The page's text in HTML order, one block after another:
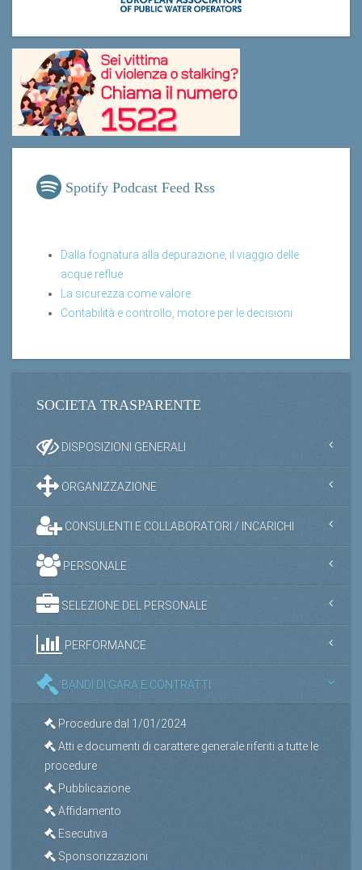
Spotify Podcast Feed Rss
Dalla fognatura alla depurazione, il viaggio delle
acque reflue
La sicurezza come valore
Contabilità e controllo, motore per le decisioni
SOCIETA TRASPARENTE
DISPOSIZIONI GENERALI
ORGANIZZAZIONE
CONSULENTI E COLLABORATORI / INCARICHI
PERSONALE
SELEZIONE DEL PERSONALE
PERFORMANCE
BANDI DI GARA E CONTRATTI
Procedure dal 1/01/2024
Atti e documenti di carattere generale riferiti a tutte le
procedure
Pubblicazione
Affidamento
Esecutiva
Sponsorizzazioni